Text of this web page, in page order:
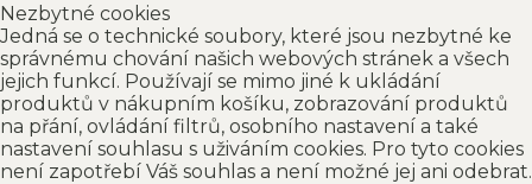
Nezbytné cookies
Jedná se o technické soubory, které jsou nezbytné ke
správnému chování našich webových stránek a všech
jejich funkcí. Používají se mimo jiné k ukládání
produktů v nákupním košíku, zobrazování produktů
na přání, ovládání filtrů, osobního nastavení a také
nastavení souhlasu s uživáním cookies. Pro tyto cookies
není zapotřebí Váš souhlas a není možné jej ani odebrat.